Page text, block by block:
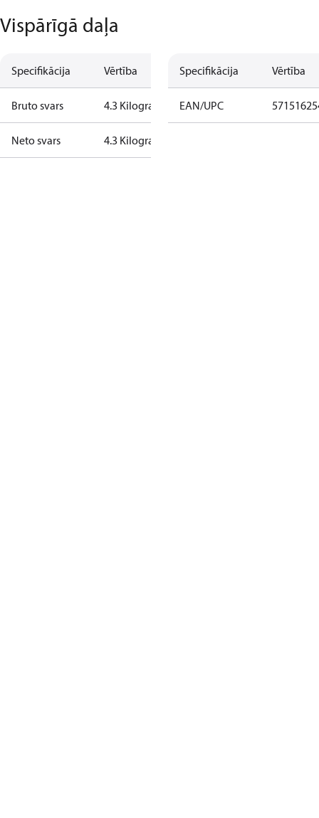
Vispārīgā daļa
Specifikācija Vērtība
Bruto svars 4.3 Kilogram
Neto svars 4.3 Kilogram
Specifikācija Vērtība
EAN/UPC